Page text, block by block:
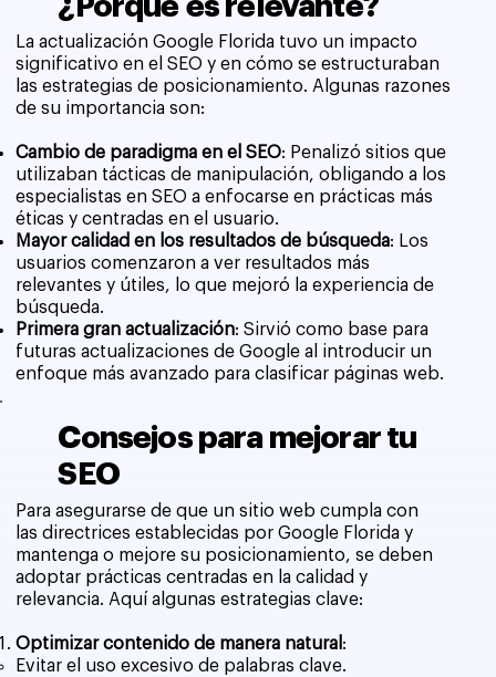
¿Porqué es relevante?
La actualización Google Florida tuvo un impacto
significativo en el SEO y en cómo se estructuraban
las estrategias de posicionamiento. Algunas razones
de su importancia son:
Cambio de paradigma en el SEO: Penalizó sitios que
utilizaban tácticas de manipulación, obligando a los
especialistas en SEO a enfocarse en prácticas más
éticas y centradas en el usuario.
Mayor calidad en los resultados de búsqueda: Los
usuarios comenzaron a ver resultados más
relevantes y útiles, lo que mejoró la experiencia de
búsqueda.
Primera gran actualización: Sirvió como base para
futuras actualizaciones de Google al introducir un
enfoque más avanzado para clasificar páginas web.
Consejos para mejorar tu
SEO
Para asegurarse de que un sitio web cumpla con
las directrices establecidas por Google Florida y
mantenga o mejore su posicionamiento, se deben
adoptar prácticas centradas en la calidad y
relevancia. Aquí algunas estrategias clave:
Optimizar contenido de manera natural :
Evitar el uso excesivo de palabras clave.